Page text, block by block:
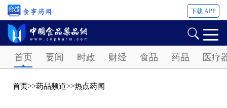
下载 APP
首页 要闻 时政 财经 食品 药品 医疗
首页>>药品频道>>热点药闻